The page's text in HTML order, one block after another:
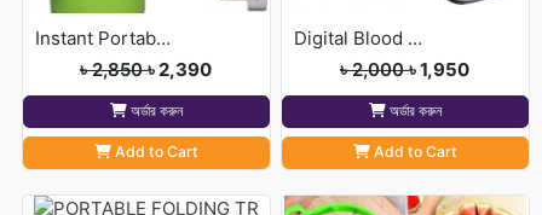
Instant Portable Hot Water pump
৳ 2,850৳ 2,390
অর্ডার করুন
Add to Cart
Digital Blood Pressure M
৳ 2,000৳ 1,950
অর্ডার করুন
Add to Cart